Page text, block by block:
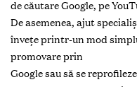
de căutare Google, pe
De asemenea, ajut
învețe printr-un mod
promovare prin
Google sau să se